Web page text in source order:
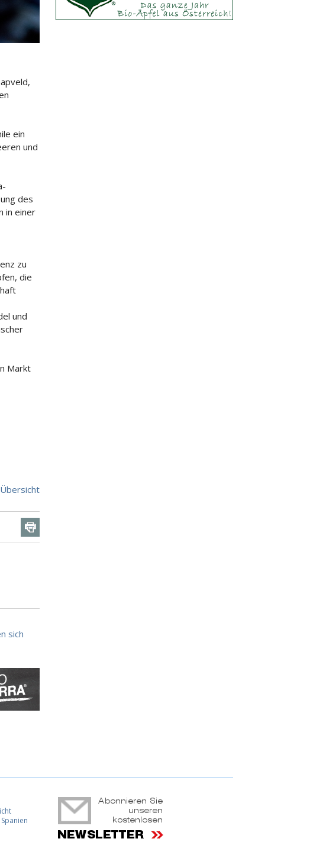
ein
und
des
in einer
zu
die
und
Markt
sich